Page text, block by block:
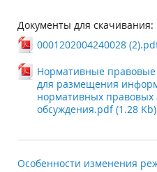
Документы для скачивания:
0001202004240028
Нормативные
для размещения
нормативных правовых
обсуждения.pdf (1.28 Kb)
Особенности изменения